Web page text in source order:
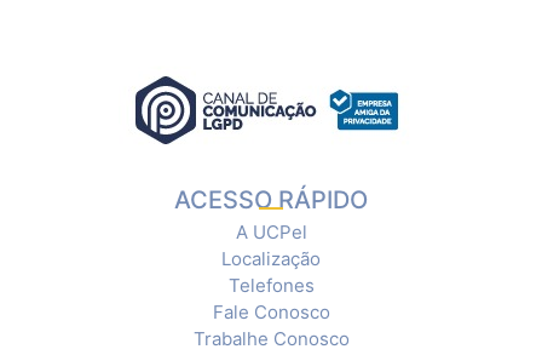
ACESSO RÁPIDO
A UCPel
Localização
Telefones
Fale Conosco
Trabalhe Conosco